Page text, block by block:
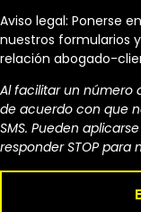
Aviso legal: Ponerse
nuestros formularios
relación abogado-
Al facilitar un número
de acuerdo con que
SMS. Pueden
responder STOP para